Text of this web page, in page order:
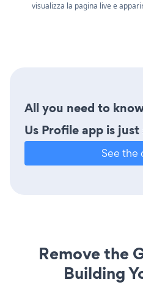
visualizza la pagina live e
All you need to
Us Profile app is
See the
Remove the
Building